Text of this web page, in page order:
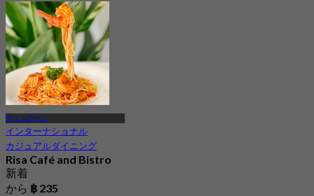
ディンデーン
インターナショナル
カジュアルダイニング
Risa Café and Bistro
新着
から ฿ 235